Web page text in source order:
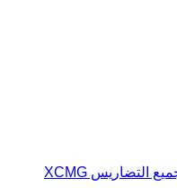
رافعة لجميع التضاريس XCMG